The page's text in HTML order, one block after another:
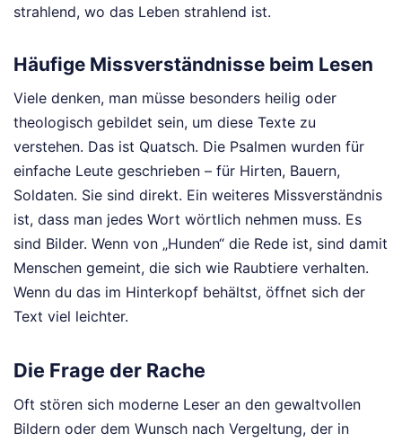
strahlend, wo das Leben strahlend ist.
Häufige Missverständnisse beim Lesen
Viele denken, man müsse besonders heilig oder
theologisch gebildet sein, um diese Texte zu
verstehen. Das ist Quatsch. Die Psalmen wurden für
einfache Leute geschrieben – für Hirten, Bauern,
Soldaten. Sie sind direkt. Ein weiteres Missverständnis
ist, dass man jedes Wort wörtlich nehmen muss. Es
sind Bilder. Wenn von „Hunden“ die Rede ist, sind damit
Menschen gemeint, die sich wie Raubtiere verhalten.
Wenn du das im Hinterkopf behältst, öffnet sich der
Text viel leichter.
Die Frage der Rache
Oft stören sich moderne Leser an den gewaltvollen
Bildern oder dem Wunsch nach Vergeltung, der in